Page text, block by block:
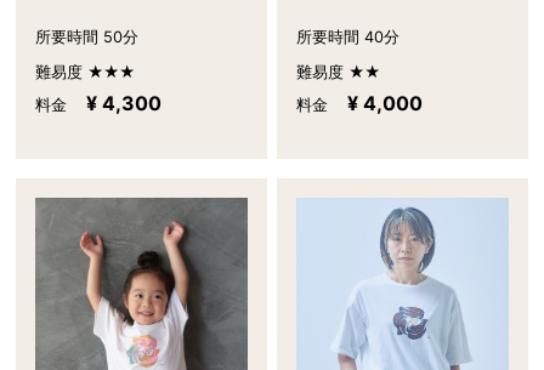
所要時間 50分
難易度 ★★★
料金
¥ 4,300
所要時間 40分
難易度 ★★
料金
¥ 4,000